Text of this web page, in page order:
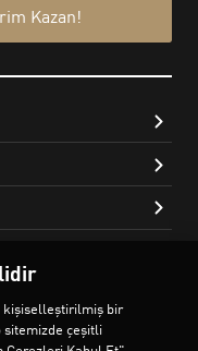
kişiselleştirilmiş bir
sitemizde çeşitli